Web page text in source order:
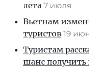
лета 7 июля
Вьетнам
туристов 19
Туристам
шанс получить